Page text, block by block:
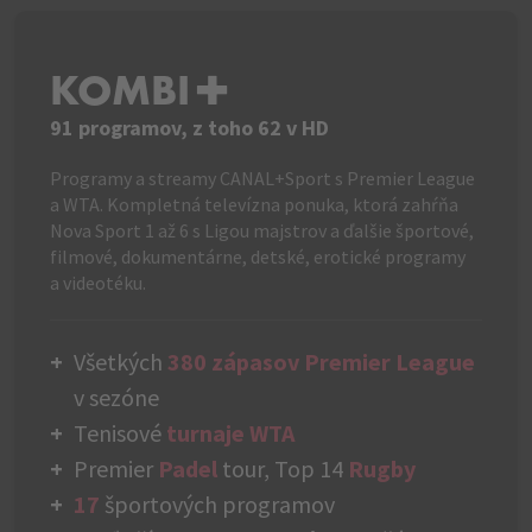
KOMBI+
91 programov, z toho 62 v HD
Programy a streamy CANAL+Sport s Premier League
a WTA. Kompletná televízna ponuka, ktorá zahŕňa
Nova Sport 1 až 6 s Ligou majstrov a ďalšie športové,
filmové, dokumentárne, detské, erotické programy
a videotéku.
Všetkých 380 zápasov Premier League
v sezóne
Tenisové turnaje WTA
Premier Padel tour, Top 14 Rugby
17 športových programov